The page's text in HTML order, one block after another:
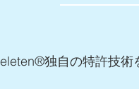
eleten®︎独自の特許技術